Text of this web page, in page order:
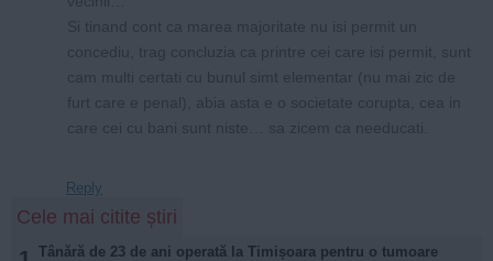
Reply
Cele mai citite știri
Tânără de 23 de ani operată la Timișoara pentru o tumoare